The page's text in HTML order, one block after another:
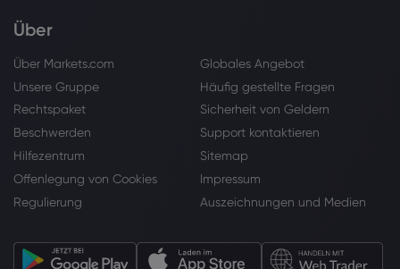
Über
Über Markets.com
Globales Angebot
Unsere Gruppe
Häufig gestellte Fragen
Rechtspaket
Sicherheit von Geldern
Beschwerden
Support kontaktieren
Hilfezentrum
Sitemap
Offenlegung von Cookies
Impressum
Regulierung
Auszeichnungen und Medien